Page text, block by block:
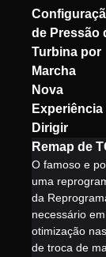
de Pressão
Turbina por
Marcha
Nova
Experiência
Dirigir
Remap de
O famoso e
uma
da
necessário
otimização
de troca de